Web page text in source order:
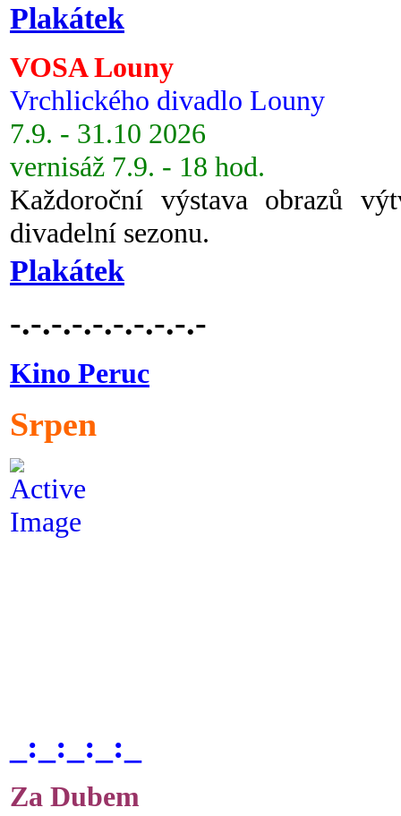
Plakátek
VOSA Louny
Vrchlického divadlo Louny
7.9. - 31.10 2026
vernisáž 7.9. - 18 hod.
Každoroční výstava obrazů
divadelní sezonu.
Plakátek
-.-.-.-.-.-.-.-.-.-
Kino Peruc
Srpen
_:_:_:_:_
Za Dubem